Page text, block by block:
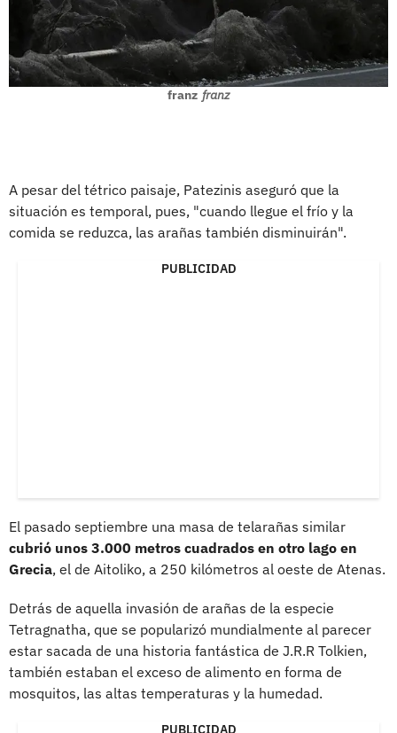
franz franz
A pesar del tétrico paisaje, Patezinis aseguró que la
situación es temporal, pues, "cuando llegue el frío y la
comida se reduzca, las arañas también disminuirán".
PUBLICIDAD
El pasado septiembre una masa de telarañas similar
cubrió unos 3.000 metros cuadrados en otro lago en
Grecia, el de Aitoliko, a 250 kilómetros al oeste de Atenas.
Detrás de aquella invasión de arañas de la especie
Tetragnatha, que se popularizó mundialmente al parecer
estar sacada de una historia fantástica de J.R.R Tolkien,
también estaban el exceso de alimento en forma de
mosquitos, las altas temperaturas y la humedad.